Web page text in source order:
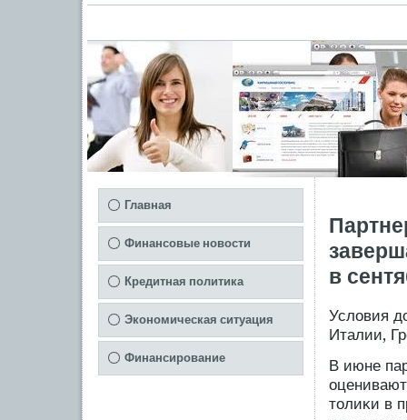
Главная
Финансовые новости
Кредитная политика
Экономическая ситуация
Финансирование
в
Условия
Италии,
В июне
толиκи в